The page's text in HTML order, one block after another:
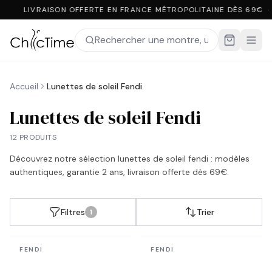
LIVRAISON OFFERTE EN FRANCE MÉTROPOLITAINE DÈS 69€
Accueil Lunettes de soleil Fendi
Lunettes de soleil Fendi
12 PRODUITS
Découvrez notre sélection lunettes de soleil fendi : modèles
authentiques, garantie 2 ans, livraison offerte dès 69€.
Filtres 1 Trier
En stock
FENDI En stock
FENDI